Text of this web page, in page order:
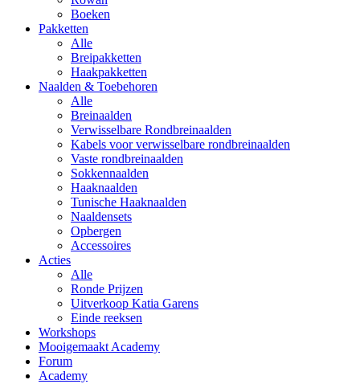
Boeken
Pakketten
Alle
Breipakketten
Haakpakketten
Naalden & Toebehoren
Alle
Breinaalden
Verwisselbare Rondbreinaalden
Kabels voor verwisselbare rondbreinaalden
Vaste rondbreinaalden
Sokkennaalden
Haaknaalden
Tunische Haaknaalden
Naaldensets
Opbergen
Accessoires
Acties
Alle
Ronde Prijzen
Uitverkoop Katia Garens
Einde reeksen
Workshops
Mooigemaakt Academy
Forum
Academy